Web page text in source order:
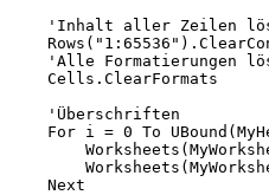
'Inhalt aller Zeilen
'Alle Formatierungen
    Cells.ClearFormats
    'Überschriften
For i = 0 To
    Next